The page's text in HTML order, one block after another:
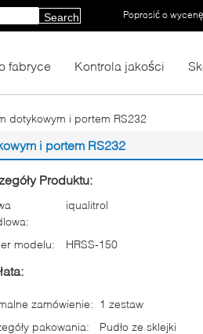
Poprosić o wycenę
Search
fabryce Kontrola jakości
dotykowym i portem RS232
i portem RS232
Produktu:
iqualitrol
modelu: HRSS-150
zamówienie: 1 zestaw
pakowania:
Pudło ze sklejki